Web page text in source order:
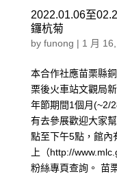
2022.01.06至
鑼杭菊
by funong | 1 月
本合作社應苗栗縣
栗後火車站文觀局
年節期間1個月(~2/
有去參展歡迎大家
點至下午5點，館內
上（http://
粉絲專頁查詢。 苗